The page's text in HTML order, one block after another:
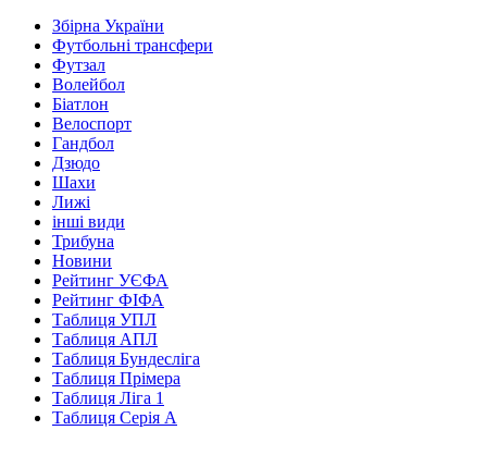
Збірна України
Футбольні трансфери
Футзал
Волейбол
Біатлон
Велоспорт
Гандбол
Дзюдо
Шахи
Лижі
інші види
Трибуна
Новини
Рейтинг УЄФА
Рейтинг ФІФА
Таблиця УПЛ
Таблиця АПЛ
Таблиця Бундесліга
Таблиця Прімера
Таблиця Ліга 1
Таблиця Серія А